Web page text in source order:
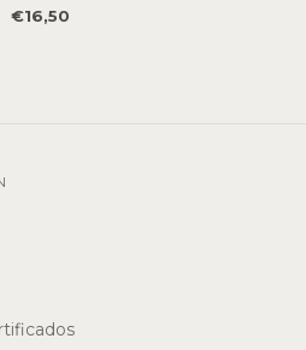
€16,50